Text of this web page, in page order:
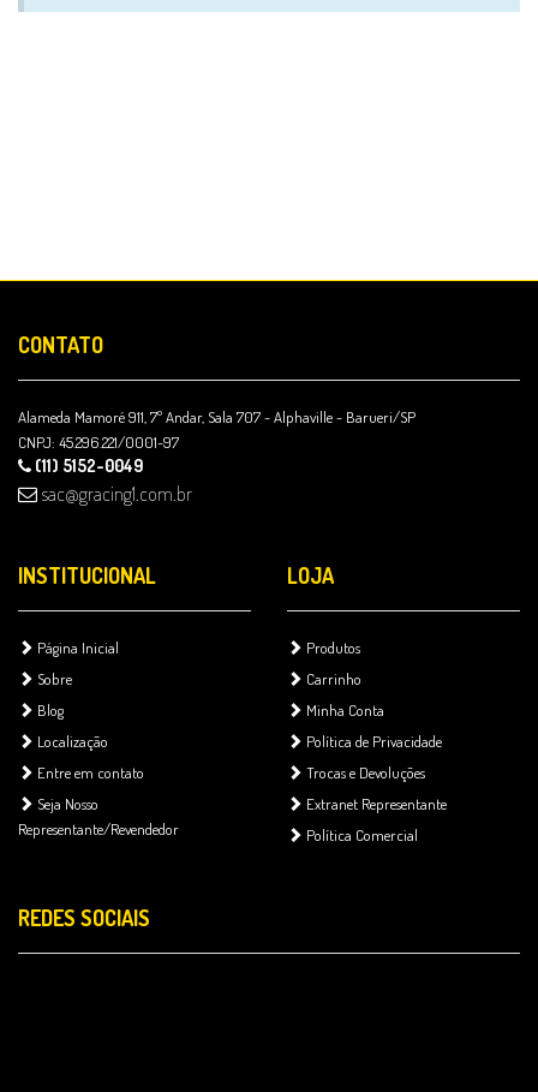
CONTATO
Alameda Mamoré 911, 7º Andar, Sala 707 - Alphaville - Barueri/SP
CNPJ: 45.296.221/0001-97
(11) 5152-0049
sac@gracing1.com.br
INSTITUCIONAL
Página Inicial
Sobre
Blog
Localização
Entre em contato
Seja Nosso
Representante/Revendedor
LOJA
Produtos
Carrinho
Minha Conta
Política de Privacidade
Trocas e Devoluções
Extranet Representante
Política Comercial
REDES SOCIAIS